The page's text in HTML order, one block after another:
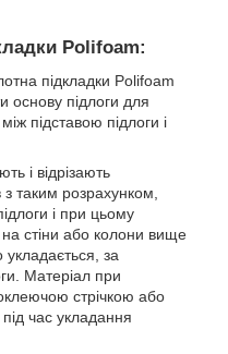
Polifoam:
підкладки Polifoam
основу підлоги для
підставою підлоги і
і відрізають
з таким розрахунком,
і при цьому
стіни або колони вище
укладається, за
Матеріал при
стрічкою або
час укладання